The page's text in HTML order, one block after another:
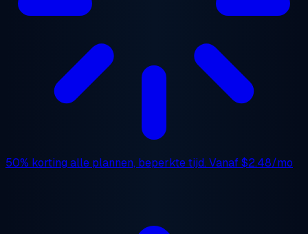
50% korting alle plannen, beperkte tijd. Vanaf$2.48/mo